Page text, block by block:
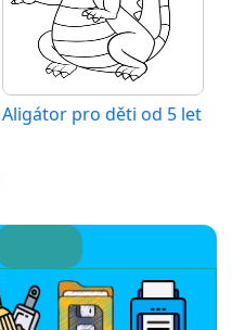
Aligátor pro děti od 5 let